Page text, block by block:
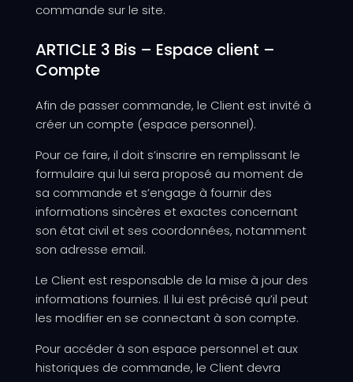
commande sur le site.
ARTICLE 3 Bis – Espace client –
Compte
Afin de passer commande, le Client est invité à
créer un compte (espace personnel).
Pour ce faire, il doit s’inscrire en remplissant le
formulaire qui lui sera proposé au moment de
sa commande et s’engage à fournir des
informations sincères et exactes concernant
son état civil et ses coordonnées, notamment
son adresse email.
Le Client est responsable de la mise à jour des
informations fournies. Il lui est précisé qu’il peut
les modifier en se connectant à son compte.
Pour accéder à son espace personnel et aux
historiques de commande, le Client devra